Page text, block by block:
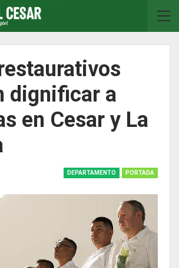
dignificar a
en Cesar y La
DEPARTAMENTO PORTADA